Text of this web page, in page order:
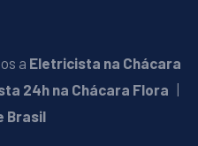
a Eletricista na Chácara
24h na Chácara Flora
Brasil